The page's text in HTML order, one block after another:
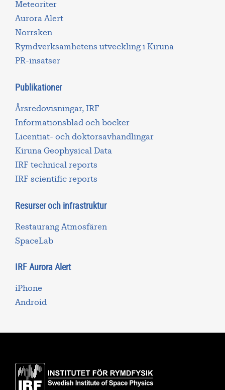
Meteoriter
Aurora Alert
Norrsken
Rymdverksamhetens utveckling i Kiruna
PR-insatser
Publikationer
Årsredovisningar, IRF
Informationsblad och böcker
Licentiat- och doktorsavhandlingar
Kiruna Geophysical Data
IRF technical reports
IRF scientific reports
Resurser och infrastruktur
Restaurang Atmosfären
SpaceLab
IRF Aurora Alert
iPhone
Android